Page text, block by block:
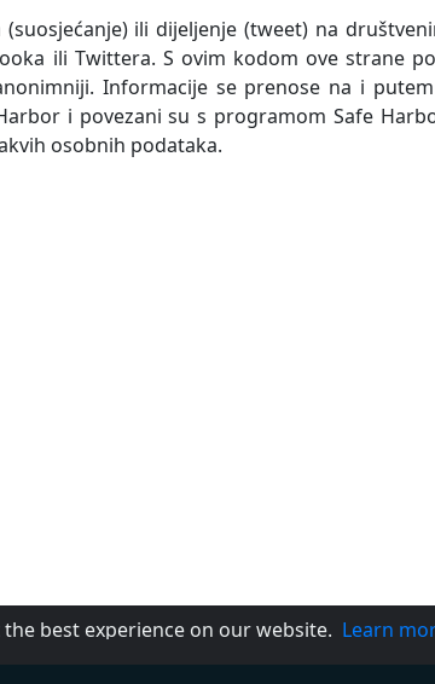
ili dijeljenje (tweet) na
ili Twittera. S ovim kodom ove strane
Informacije se prenose na i
i povezani su s programom Safe
osobnih podataka.
best experience on our website. Learn